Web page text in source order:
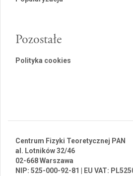
Pozostałe
Polityka cookies
Centrum Fizyki Teoretycznej PAN
al. Lotników 32/46
02-668 Warszawa
NIP: 525-000-92-81 | EU VAT: